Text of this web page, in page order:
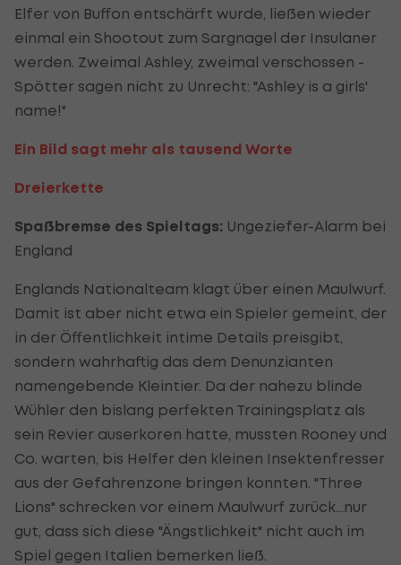
Elfer von Buffon entschärft wurde, ließen wieder
einmal ein Shootout zum Sargnagel der Insulaner
werden. Zweimal Ashley, zweimal verschossen -
Spötter sagen nicht zu Unrecht: "Ashley is a girls'
name!"
Ein Bild sagt mehr als tausend Worte
Dreierkette
Spaßbremse des Spieltags: Ungeziefer-Alarm bei
England
Englands Nationalteam klagt über einen Maulwurf.
Damit ist aber nicht etwa ein Spieler gemeint, der
in der Öffentlichkeit intime Details preisgibt,
sondern wahrhaftig das dem Denunzianten
namengebende Kleintier. Da der nahezu blinde
Wühler den bislang perfekten Trainingsplatz als
sein Revier auserkoren hatte, mussten Rooney und
Co. warten, bis Helfer den kleinen Insektenfresser
aus der Gefahrenzone bringen konnten. "Three
Lions" schrecken vor einem Maulwurf zurück...nur
gut, dass sich diese "Ängstlichkeit" nicht auch im
Spiel gegen Italien bemerken ließ.